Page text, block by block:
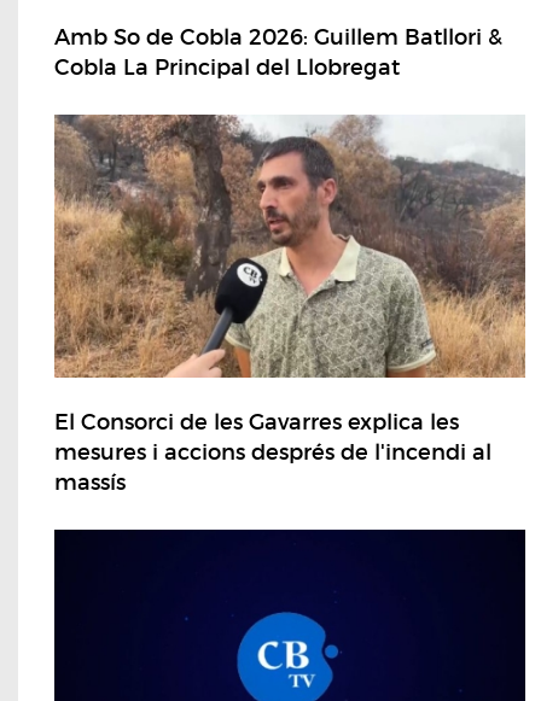
Amb So de Cobla 2026: Guillem Batllori &
Cobla La Principal del Llobregat
El Consorci de les Gavarres explica les
mesures i accions després de l'incendi al
massís